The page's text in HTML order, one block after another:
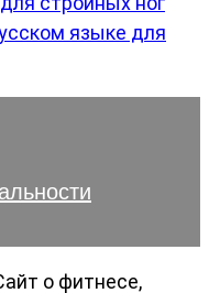
языке для
о фитнесе,